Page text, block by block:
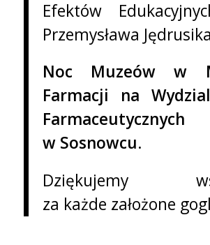
Efektów
Przemysława Jędrusika
Noc Muzeów w
Farmacji na
Farmaceutycznych
w Sosnowcu.
Dziękujemy
za każde założone